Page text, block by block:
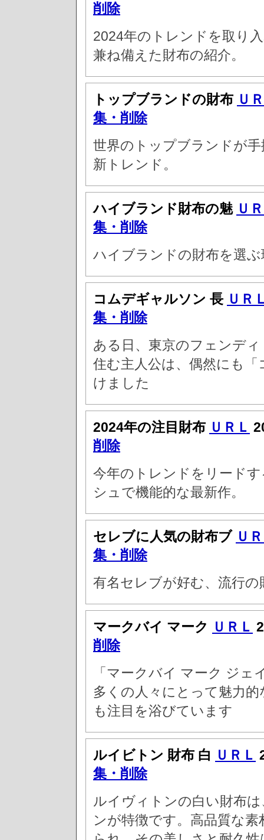
削除
2024年のトレンドを取り
兼ね備えた財布の紹介。
トップブランドの財布 Ｕ
集・削除
世界のトップブランドが
新トレンド。
ハイブランド財布の魅 Ｕ
集・削除
ハイブランドの財布を選
コムデギャルソン 長 ＵＲ
集・削除
ある日、東京のフェンデ
住む主人公は、偶然にも
けました
2024年の注目財布 ＵＲＬ
削除
今年のトレンドをリード
シュで機能的な最新作。
セレブに人気の財布ブ Ｕ
集・削除
有名セレブが好む、流行
マークバイ マーク ＵＲＬ
削除
「マークバイ マーク ジ
多くの人々にとって魅力
も注目を浴びています
ルイビトン 財布 白 ＵＲＬ
集・削除
ルイヴィトンの白い財布
ンが特徴です。高品質な